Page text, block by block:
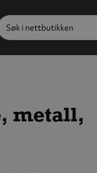
metall,